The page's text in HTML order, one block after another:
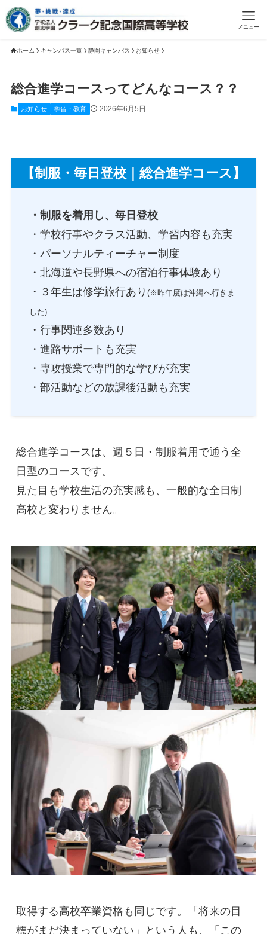
メニュー
ホーム キャンパス一覧 静岡キャンパス お知らせ
総合進学コースってどんなコース？？
お知らせ 学習・教育 2026年6月5日
【制服・毎日登校｜総合進学コース】
・制服を着用し、毎日登校
・学校行事やクラス活動、学習内容も充実
・パーソナルティーチャー制度
・北海道や長野県への宿泊行事体験あり
・３年生は修学旅行あり(※昨年度は沖縄へ行きま
した)
・行事関連多数あり
・進路サポートも充実
・専攻授業で専門的な学びが充実
・部活動などの放課後活動も充実
総合進学コースは、週５日・制服着用で通う全
日型のコースです。
見た目も学校生活の充実感も、一般的な全日制
高校と変わりません。
取得する高校卒業資格も同じです。「将来の目
標がまだ決まっていない」という人も、「この